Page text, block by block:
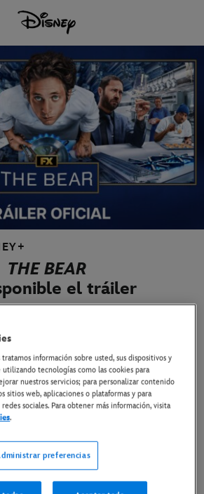
THE BEAR
el tráiler
de la serie de FX llega en
a Disney+el 26 de junio
AL TRÁILER]
AL PÓSTER]
de 2025.-
Ya está disponible el
información sobre usted, sus dispositivos y
tecnologías como las cookies para
nuestros servicios; para personalizar contenido
sitios web, aplicaciones o plataformas y para
sociales. Para obtener más información, visita
.
preferencias